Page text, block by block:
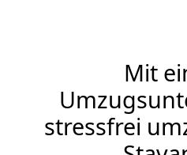
Mit
stressfrei